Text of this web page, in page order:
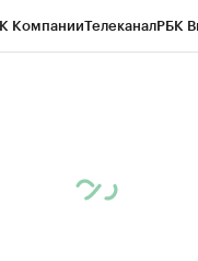
КомпанииТелеканалРБК